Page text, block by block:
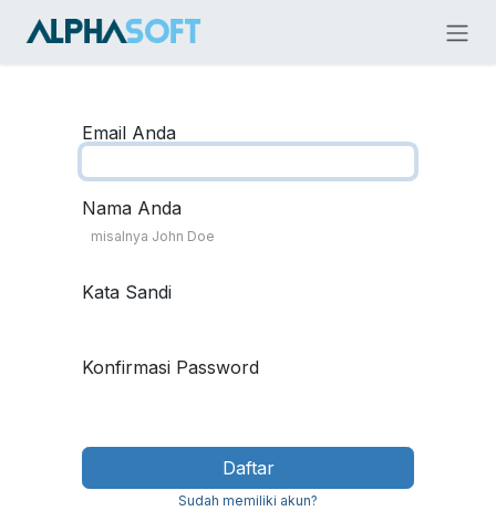
Email Anda
Nama Anda
Kata Sandi
Konfirmasi Password
Daftar
Sudah memiliki akun?